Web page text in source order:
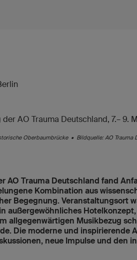
Oberbaumbrücke • Bildquelle: AO Trauma
AO Trauma Deutschland fand
Kombination aus
Begegnung. Veranstaltungsort
außergewöhnliches
allgegenwärtigen Musikbezug
Die moderne und inspirierende
neue Impulse und den